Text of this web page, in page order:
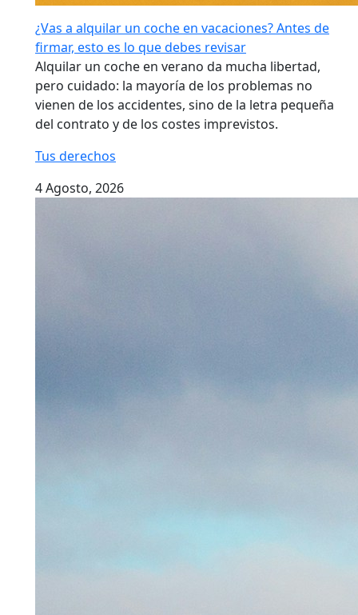
¿Vas a alquilar un coche en vacaciones? Antes de
firmar, esto es lo que debes revisar
Alquilar un coche en verano da mucha libertad,
pero cuidado: la mayoría de los problemas no
vienen de los accidentes, sino de la letra pequeña
del contrato y de los costes imprevistos.
Tus derechos
4 Agosto, 2026